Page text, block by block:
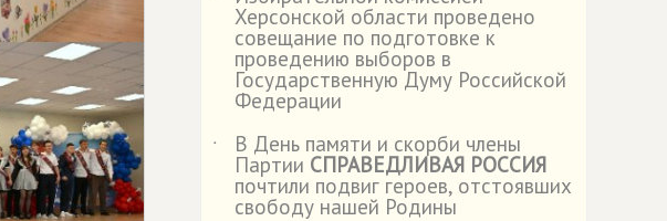
Херсонской области проведено
совещание по подготовке к
проведению выборов в
Государственную Думу Российской
Федерации
˙
В День памяти и скорби члены
Партии СПРАВЕДЛИВАЯ РОССИЯ
почтили подвиг героев, отстоявших
свободу нашей Родины